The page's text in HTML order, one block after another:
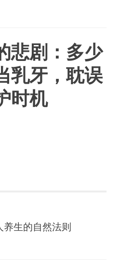
悲剧：多少
乳牙，耽误
时机
生的自然法则